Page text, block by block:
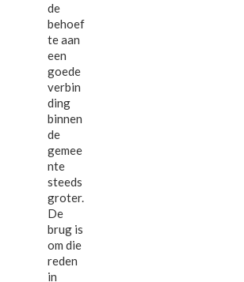
de
behoef
te aan
een
goede
verbin
ding
binnen
de
gemee
nte
steeds
groter.
De
brug is
om die
reden
in